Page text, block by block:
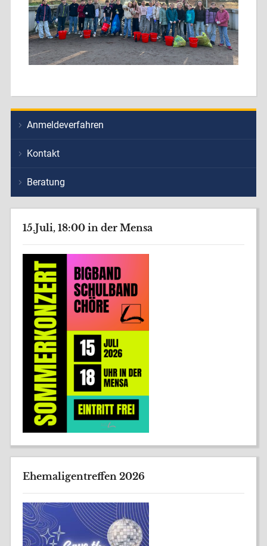
Anmeldeverfahren
Kontakt
Beratung
15.Juli, 18:00 in der Mensa
Ehemaligentreffen 2026